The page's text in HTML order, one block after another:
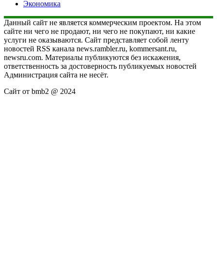
Экономика
Данный сайт не является коммерческим проектом. На этом
сайте ни чего не продают, ни чего не покупают, ни какие
услуги не оказываются. Сайт представляет собой ленту
новостей RSS канала news.rambler.ru, kommersant.ru,
newsru.com. Материалы публикуются без искажения,
ответственность за достоверность публикуемых новостей
Администрация сайта не несёт.
Сайт от bmb2 @ 2024